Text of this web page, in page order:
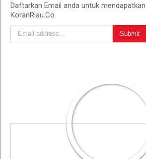
Daftarkan Email anda untuk
KoranRiau.Co